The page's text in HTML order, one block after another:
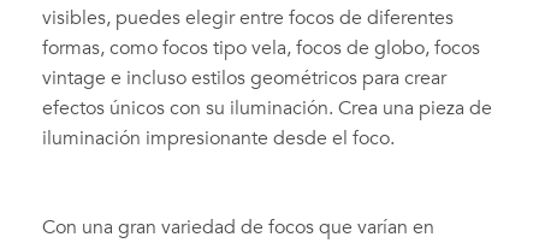
visibles, puedes elegir entre focos de diferentes
formas, como focos tipo vela, focos de globo, focos
vintage e incluso estilos geométricos para crear
efectos únicos con su iluminación. Crea una pieza de
iluminación impresionante desde el foco.
Con una gran variedad de focos que varían en